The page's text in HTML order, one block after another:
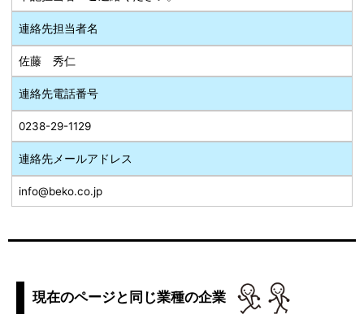
連絡先担当者名
佐藤 秀仁
連絡先電話番号
0238-29-1129
連絡先メールアドレス
info@beko.co.jp
現在のページと同じ業種の企業